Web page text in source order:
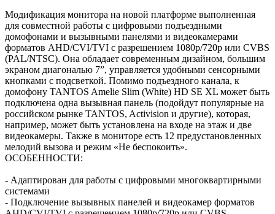
Модификация монитора на новой платформе выполненная
для совместной работы с цифровыми подъездными
домофонами и вызывными панелями и видеокамерами
форматов AHD/CVI/TVI с разрешением 1080p/720p или CVBS
(PAL/NTSC). Она обладает современным дизайном, большим
экраном диагональю 7”, управляется удобными сенсорными
кнопками с подсветкой. Помимо подъездного канала, к
домофону TANTOS Amelie Slim (White) HD SE XL может быть
подключена одна вызывная панель (подойдут популярные на
российском рынке TANTOS, Activision и другие), которая,
например, может быть установлена на входе на этаж и две
видеокамеры. Также в мониторе есть 12 предустановленных
мелодий вызова и режим «Не беспокоить».
ОСОБЕННОСТИ:
- Адаптирован для работы с цифровыми многоквартирными
системами
- Подключение вызывных панелей и видеокамер форматов